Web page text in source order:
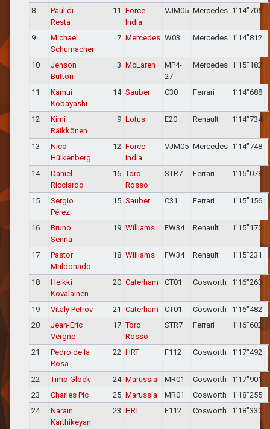
8
Paul di
Resta
11 Force
India
VJM05 Mercedes 1’14″705
9
Michael
Schumacher
7 Mercedes W03 Mercedes 1’14″812
10
Jenson
Button
3 McLaren
MP4-
27
Mercedes 1’15″182
11
Kamui
Kobayashi
14 Sauber C30 Ferrari 1’14″688
12
Kimi
Räikkönen
9 Lotus E20 Renault 1’14″734
13
Nico
Hülkenberg
12 Force
India
VJM05 Mercedes 1’14″748
14
Daniel
Ricciardo
16 Toro
Rosso
STR7 Ferrari 1’15″078
15
Sergio
Pérez
15 Sauber C31 Ferrari 1’15″156
16
Bruno
Senna
19 Williams FW34 Renault 1’15″170
17
Pastor
Maldonado
18 Williams FW34 Renault 1’15″231
18
Heikki
Kovalainen
20 Caterham CT01 Cosworth 1’16″263
19 Vitaly Petrov 21 Caterham CT01 Cosworth
1’16″482
20
Jean-Eric
Vergne
17 Toro
Rosso
STR7 Ferrari 1’16″602
21
Pedro de la
Rosa
22 HRT F112 Cosworth 1’17″492
22 Timo Glock 24 Marussia MR01 Cosworth
1’17″901
23
Charles Pic 25 Marussia MR01 Cosworth
1’18″255
24
Narain
Karthikeyan
23 HRT F112 Cosworth 1’18″330